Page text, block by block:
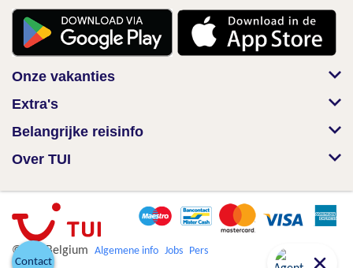
Onze vakanties
Extra's
Belangrijke reisinfo
Over TUI
© TUI Belgium Algemene info Jobs Pers
Contact